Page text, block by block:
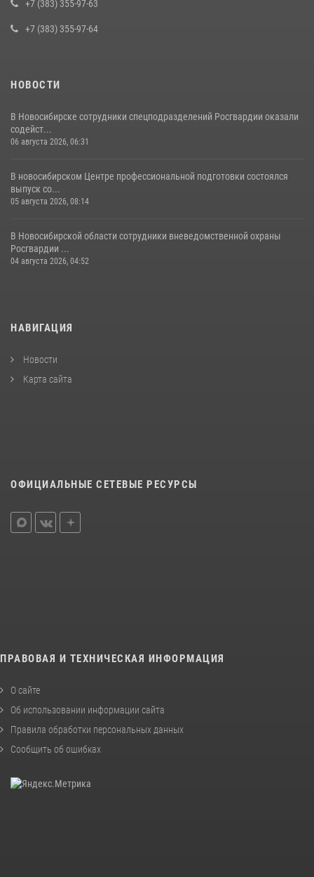
+7 (383) 355-97-63
+7 (383) 355-97-64
НОВОСТИ
В Новосибирске сотрудники спецподразделений Росгвардии оказали
содейст...
06 августа 2026, 06:31
В новосибирском Центре профессиональной подготовки состоялся
выпуск со...
05 августа 2026, 08:14
В Новосибирской области сотрудники вневедомственной охраны
Росгвардии ...
04 августа 2026, 04:52
НАВИГАЦИЯ
Новости
Карта сайта
ОФИЦИАЛЬНЫЕ СЕТЕВЫЕ РЕСУРСЫ
ПРАВОВАЯ И ТЕХНИЧЕСКАЯ ИНФОРМАЦИЯ
О сайте
Об использовании информации сайта
Правила обработки персональных данных
Сообщить об ошибках